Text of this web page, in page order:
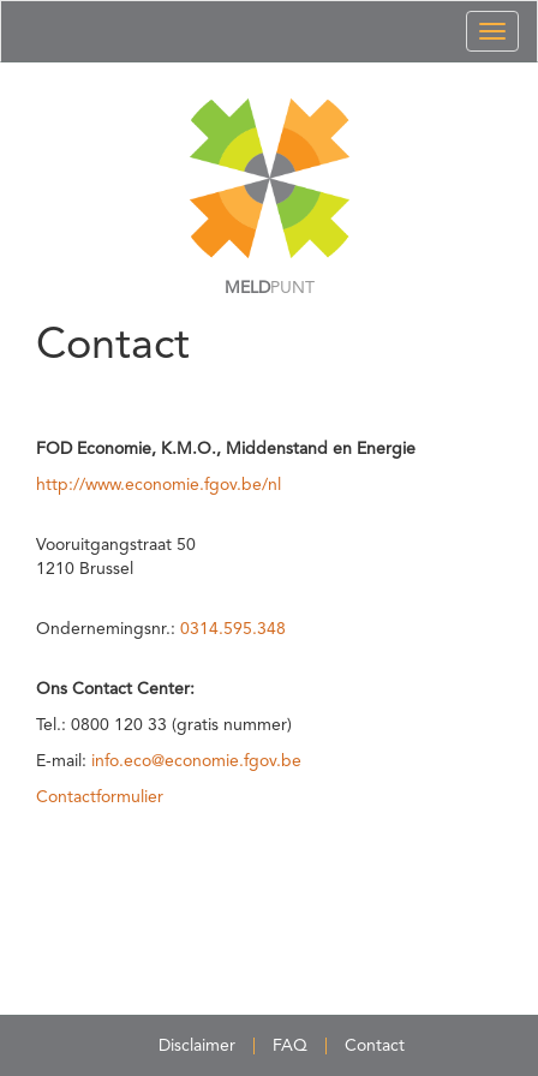
MELDPUNT
Contact
FOD Economie, K.M.O., Middenstand en Energie
http://www.economie.fgov.be/nl
Vooruitgangstraat 50
1210 Brussel
Ondernemingsnr.: 0314.595.348
Ons Contact Center:
Tel.: 0800 120 33 (gratis nummer)
E-mail: info.eco@economie.fgov.be
Contactformulier
Disclaimer FAQ Contact